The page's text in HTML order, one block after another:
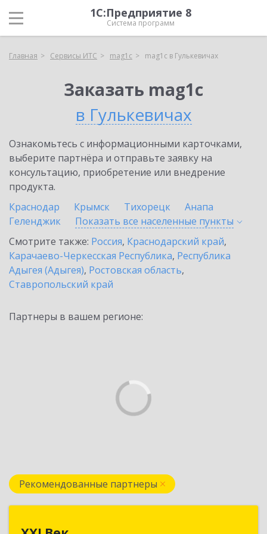
1С:Предприятие 8
Система программ
Главная Сервисы ИТС mag1c mag1c в Гулькевичах
Заказать mag1c
в Гулькевичах
Ознакомьтесь с информационными карточками,
выберите партнёра и отправьте заявку на
консультацию, приобретение или внедрение
продукта.
Краснодар
Крымск Тихорецк
Анапа
Геленджик
Показать все населенные пункты
Смотрите также: Россия, Краснодарский край,
Карачаево-Черкесская Республика, Республика
Адыгея (Адыгея), Ростовская область,
Ставропольский край
Партнеры в вашем регионе:
Рекомендованные партнеры